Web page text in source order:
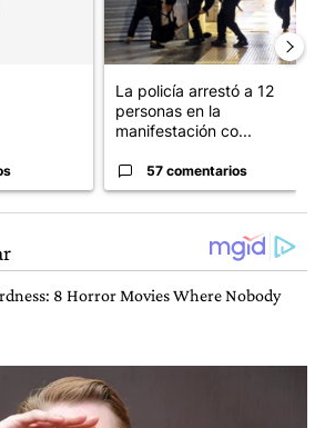
La policía arrestó a 12
personas en la
manifestación co...
57 comentarios